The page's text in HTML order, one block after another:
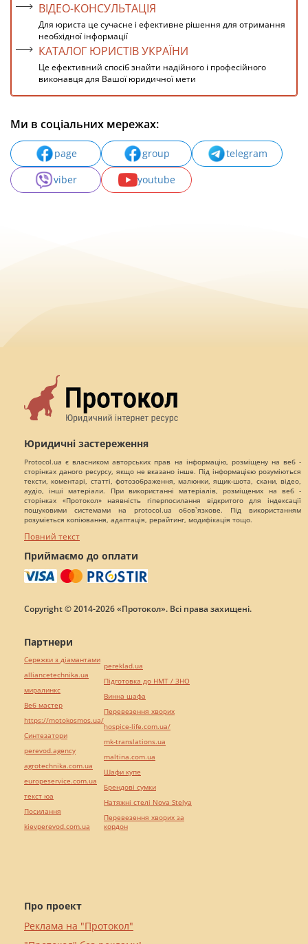
ВІДЕО-КОНСУЛЬТАЦІЯ
Для юриста це сучасне і ефективне рішення для отримання
необхідної інформації
КАТАЛОГ ЮРИСТІВ УКРАЇНИ
Це ефективний спосіб знайти надійного і професійного
виконавця для Вашої юридичної мети
Ми в соціальних мережах:
page group
telegram
viber
youtube
Юридичні застереження
Protocol.ua є власником авторських прав на інформацію, розміщену на веб -
сторінках даного ресурсу, якщо не вказано інше. Під інформацією розуміються
тексти, коментарі, статті, фотозображення, малюнки, ящик-шота, скани, відео,
аудіо, інші матеріали. При використанні матеріалів, розміщених на веб -
сторінках «Протокол» наявність гіперпосилання відкритого для індексації
пошуковими системами на protocol.ua обов`язкове. Під використанням
розуміється копіювання, адаптація, рерайтинг, модифікація тощо.
Повний текст
Приймаємо до оплати
Copyright © 2014-2026 «Протокол». Всі права захищені.
Про проект
Реклама на "Протокол"
Партнери
Сережки з діамантами
alliancetechnika.ua
миралинкс
Веб мастер
https://motokosmos.ua/
Синтезатори
perevod.agency
agrotechnika.com.ua
europeservice.com.ua
текст юа
Посилання
kievperevod.com.ua
pereklad.ua
Підготовка до НМТ / ЗНО
Винна шафа
Перевезення хворих
hospice-life.com.ua/
mk-translations.ua
maltina.com.ua
Шафи купе
Брендові сумки
Натяжні стелі Nova Stelya
Перевезення хворих за
кордон